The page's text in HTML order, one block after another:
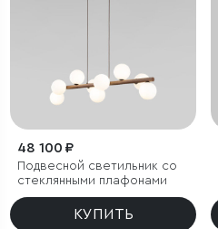
48 100 ₽
Подвесной светильник со
стеклянными плафонами
КУПИТЬ